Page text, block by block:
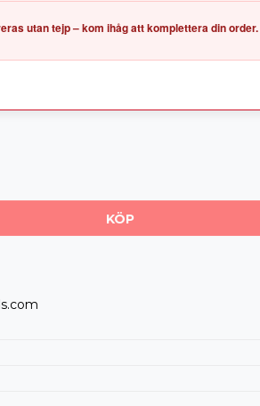
OBS! Levereras utan tejp – kom ihåg att komplettera din order.
KÖP